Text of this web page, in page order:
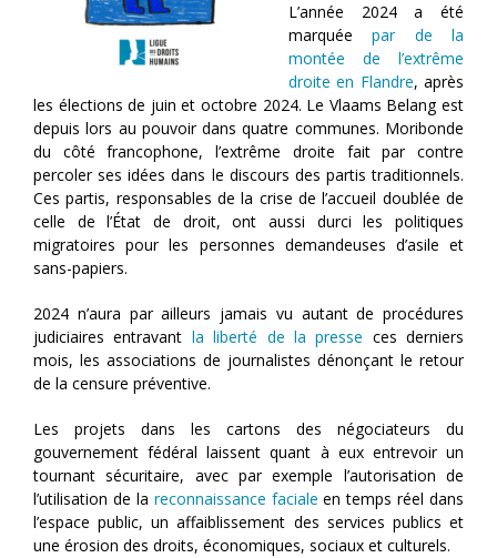
L’année 2024 a été
marquéepar de la
montée de l’extrême
droite en Flandre, après
les élections de juin et octobre 2024. Le Vlaams Belang est
depuis lors au pouvoir dans quatre communes. Moribonde
du côté francophone, l’extrême droite fait par contre
percoler ses idées dans le discours des partis traditionnels.
Ces partis, responsables de la crise de l’accueil doublée de
celle de l’État de droit, ont aussi durci les politiques
migratoires pour les personnes demandeuses d’asile et
sans-papiers.
2024 n’aura par ailleurs jamais vu autant de procédures
judiciaires entravant la liberté de la presse ces derniers
mois, les associations de journalistes dénonçant le retour
de la censure préventive.
Les projets dans les cartons des négociateurs du
gouvernement fédéral laissent quant à eux entrevoir un
tournant sécuritaire, avec par exemple l’autorisation de
l’utilisation de la reconnaissance faciale en temps réel dans
l’espace public, un affaiblissement des services publics et
une érosion des droits, économiques, sociaux et culturels.